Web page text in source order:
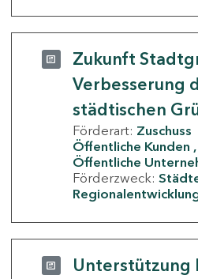
Zukunft
Verbesserung
städtischen
Förderart: Zuschuss
Öffentliche Kunden
Öffentliche
Förderzweck:
Unterstützung